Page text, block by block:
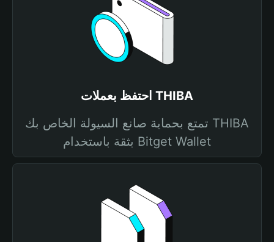
احتفظ بعملات THIBA
تمتع بحماية صانع السيولة الخاص بك THIBA
بثقة باستخدام Bitget Wallet